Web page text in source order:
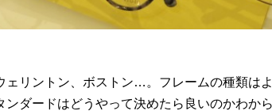
ェリントン、ボストン…。フレームの種類は
ンダードはどうやって決めたら良いのかわか